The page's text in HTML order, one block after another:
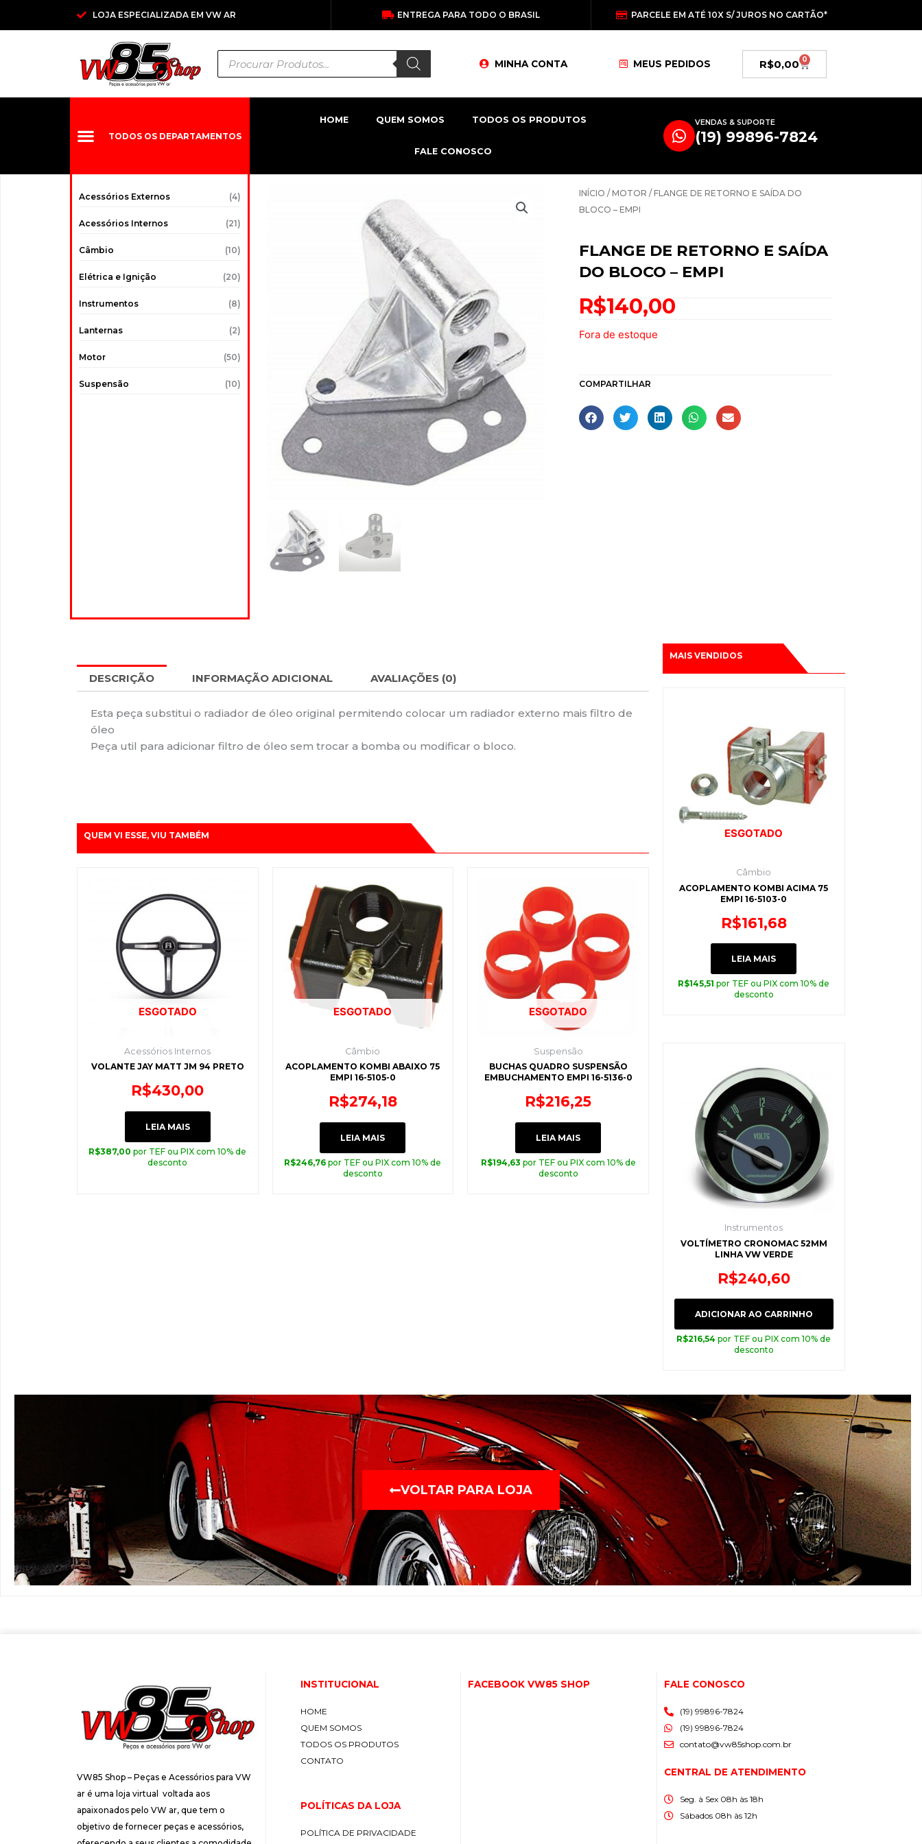
LOJA ESPECIALIZADA EM VW AR ENTREGA PARA TODO O BRASIL PARCELE EM ATÉ 10X S/ JUROS NO CARTÃO*
Pesquisar
produtos MINHA CONTA MEUS PEDIDOS R$0,00 0
Carrinho
TODOS OS DEPARTAMENTOS
HOME QUEM SOMOS TODOS OS PRODUTOS
FALE CONOSCO
VENDAS & SUPORTE
(19) 99896-7824
Acessórios Externos (4)
Acessórios Internos (21)
Câmbio (10)
Elétrica e Ignição (20)
Instrumentos (8)
Lanternas (2)
Motor (50)
Suspensão (10)
INÍCIO / MOTOR / FLANGE DE RETORNO E SAÍDA DO
BLOCO – EMPI
FLANGE DE RETORNO E SAÍDA
DO BLOCO – EMPI
R$140,00
Fora de estoque
COMPARTILHAR
DESCRIÇÃO INFORMAÇÃO ADICIONAL AVALIAÇÕES (0)
Esta peça substitui o radiador de óleo original permitendo colocar um radiador externo mais filtro de
óleo
Peça util para adicionar filtro de óleo sem trocar a bomba ou modificar o bloco.
QUEM VI ESSE, VIU TAMBÉM
ESGOTADO
Acessórios Internos
VOLANTE JAY MATT JM 94 PRETO
R$430,00
LEIA MAIS
R$387,00 por TEF ou PIX com 10% de
desconto
ESGOTADO
Câmbio
ACOPLAMENTO KOMBI ABAIXO 75
EMPI 16-5105-0
R$274,18
LEIA MAIS
R$246,76 por TEF ou PIX com 10% de
desconto
ESGOTADO
Suspensão
BUCHAS QUADRO SUSPENSÃO
EMBUCHAMENTO EMPI 16-5136-0
R$216,25
LEIA MAIS
R$194,63 por TEF ou PIX com 10% de
desconto
MAIS VENDIDOS
ESGOTADO
Câmbio
ACOPLAMENTO KOMBI ACIMA 75
EMPI 16-5103-0
R$161,68
LEIA MAIS
R$145,51 por TEF ou PIX com 10% de
desconto
Instrumentos
VOLTÍMETRO CRONOMAC 52MM
LINHA VW VERDE
R$240,60
ADICIONAR AO CARRINHO
R$216,54 por TEF ou PIX com 10% de
desconto
VOLTAR PARA LOJA
VW85 Shop – Peças e Acessórios para VW
ar é uma loja virtual voltada aos
apaixonados pelo VW ar, que tem o
objetivo de fornecer peças e acessórios,
INSTITUCIONAL
HOME
QUEM SOMOS
TODOS OS PRODUTOS
CONTATO
POLÍTICAS DA LOJA
POLÍTICA DE PRIVACIDADE
FACEBOOK VW85 SHOP FALE CONOSCO
(19) 99896-7824
(19) 99896-7824
contato@vw85shop.com.br
CENTRAL DE ATENDIMENTO
Seg. à Sex 08h às 18h
Sábados 08h às 12h